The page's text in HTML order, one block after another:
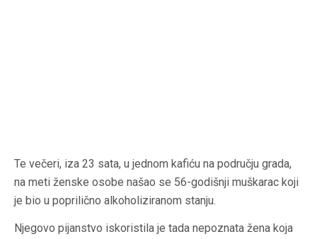
Te večeri, iza 23 sata, u jednom kafiću na području grada,
na meti ženske osobe našao se 56-godišnji muškarac koji
je bio u poprilično alkoholiziranom stanju.
Njegovo pijanstvo iskoristila je tada nepoznata žena koja